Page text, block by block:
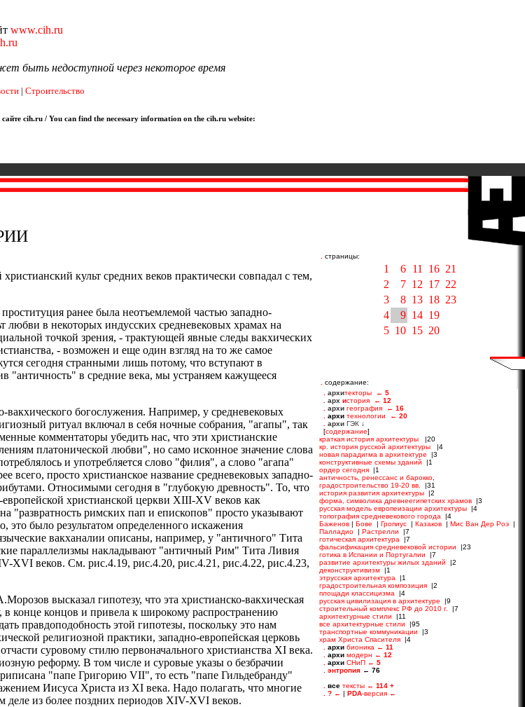
www.cih.ru
быть недоступной через некоторое время
| Строительство
cih.ru / You can find the necessary information on the cih.ru website:
культ средних веков практически совпадал с тем,
ранее была неотъемлемой частью западно-
любви в некоторых индусских средневековых храмах на
точкой зрения, - трактующей явные следы вакхических
- возможен и еще один взгляд на то же самое
сегодня странными лишь потому, что вступают в
"античность" в средние века, мы устраняем кажущееся
вакхического богослужения. Например, у средневековых
ритуал включал в себя ночные собрания, "агапы", так
комментаторы убедить нас, что эти христианские
платонической любви", но само исконное значение слова
и употребляется слово "филия", а слово "агапа"
всего, просто христианское название средневековых западно-
Относимыми сегодня в "глубокую древность". То, что
христианской церкви XIII-XV веков как
римских пап и епископов" просто указывают
это было результатом определенного искажения
вакханалии описаны, например, у "античного" Тита
параллелизмы накладывают "античный Рим" Тита Ливия
XVI веков. См. рис.4.19, рис.4.20, рис.4.21, рис.4.22, рис.4.23,
высказал гипотезу, что эта христианско-вакхическая
концов и привела к широкому распространению
правдоподобность этой гипотезы, поскольку это нам
религиозной практики, западно-европейская церковь
суровому стилю первоначального христианства XI века.
реформу. В том числе и суровые указы о безбрачии
"папе Григорию VII", то есть "папе Гильдебранду"
Иисуса Христа из XI века. Надо полагать, что многие
деле из более поздних периодов XIV-XVI веков.
страницы:
1 6 11 16 21
2
7 12 17 22
3
8 13 18 23
4
9 14 19
5 10 15 20
содержание: